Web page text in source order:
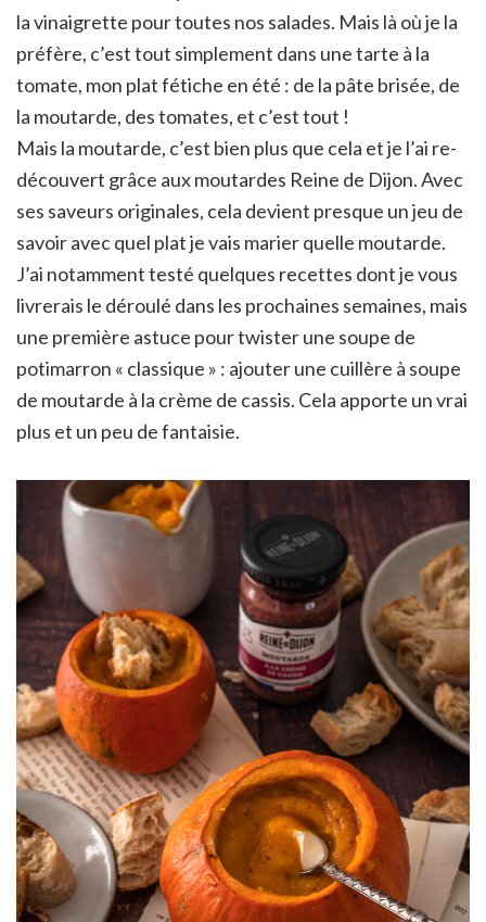
la vinaigrette pour toutes nos salades. Mais là où je la
préfère, c’est tout simplement dans une tarte à la
tomate, mon plat fétiche en été : de la pâte brisée, de
la moutarde, des tomates, et c’est tout !
Mais la moutarde, c’est bien plus que cela et je l’ai re-
découvert grâce aux moutardes Reine de Dijon. Avec
ses saveurs originales, cela devient presque un jeu de
savoir avec quel plat je vais marier quelle moutarde.
J’ai notamment testé quelques recettes dont je vous
livrerais le déroulé dans les prochaines semaines, mais
une première astuce pour twister une soupe de
potimarron « classique » : ajouter une cuillère à soupe
de moutarde à la crème de cassis. Cela apporte un vrai
plus et un peu de fantaisie.